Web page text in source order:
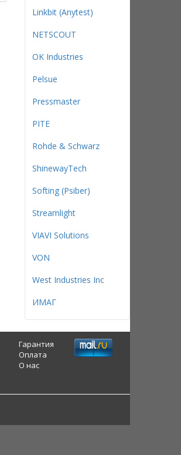
Linkbit (Anytest)
NETSCOUT
OK Industries
Pelsue
Pressmaster
PITE
Rohde & Schwarz
ShinewayTech
Softing (Psiber)
Streamlight
VIAVI Solutions
VON
West Industries Inc
ИМАГ
Гарантия
Оплата
О нас